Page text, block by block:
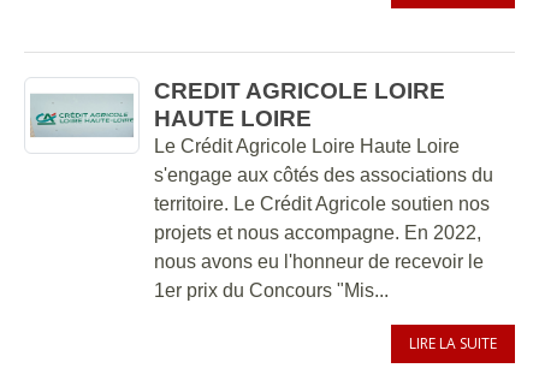
CREDIT AGRICOLE LOIRE
HAUTE LOIRE
Le Crédit Agricole Loire Haute Loire
s'engage aux côtés des associations du
territoire. Le Crédit Agricole soutien nos
projets et nous accompagne. En 2022,
nous avons eu l'honneur de recevoir le
1er prix du Concours "Mis...
LIRE LA SUITE